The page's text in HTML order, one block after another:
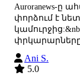
Auroranews-ը
փորձում է
փրկարարները
Ani S.
5.0